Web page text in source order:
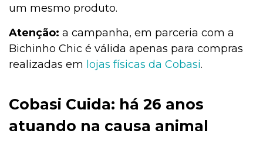
um mesmo produto.
Atenção: a campanha, em parceria com a
Bichinho Chic é válida apenas para compras
realizadas em lojas físicas da Cobasi.
Cobasi Cuida: há 26 anos
atuando na causa animal